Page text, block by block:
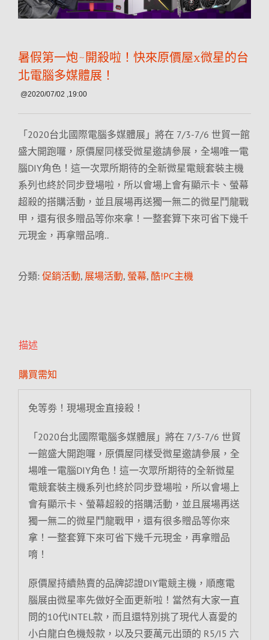
暑假第一炮~開殺啦！快來原價屋x微星的台
北電腦多媒體展！
@2020/07/02 ,19:00
「2020台北國際電腦多媒體展」將在 7/3-7/6 世貿一館
盛大開跑囉，原價屋同樣受微星邀請參展，全場唯一電
腦DIY角色！這一次眾所期待的全新微星電競套裝主機
系列也終於同步登場啦，所以會場上會有顯示卡、螢幕
超殺的搭購活動， 並且展場再送獨一無二的微星鬥龍戰
甲，還有很多贈品等你來拿！一整套算下來可省下幾千
元現金，再拿贈品唷..
分類: 促銷活動, 展場活動, 螢幕, 酷!PC主機
描述
購買需知
免等劵！現場現金直接殺！
「2020台北國際電腦多媒體展」將在 7/3-7/6 世貿
一館盛大開跑囉，原價屋同樣受微星邀請參展，全
場唯一電腦DIY角色！這一次眾所期待的全新微星
電競套裝主機系列也終於同步登場啦，所以會場上
會有顯示卡、螢幕超殺的搭購活動，並且展場再送
獨一無二的微星鬥龍戰甲，還有很多贈品等你來
拿！一整套算下來可省下幾千元現金，再拿贈品
唷！
原價屋持續熱賣的品牌認證DIY電競主機，順應電
腦展由微星率先做好全面更新啦！當然有大家一直
問的10代INTEL款，而且還特別挑了現代人喜愛的
小白龍白色機殼款，以及只要萬元出頭的 R5/I5 六